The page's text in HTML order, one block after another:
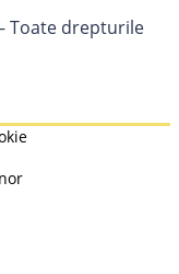
Toate drepturile